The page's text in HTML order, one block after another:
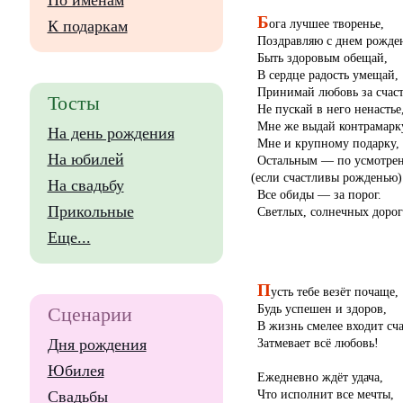
Бога лучшее творенье,
Поздравляю с днем
Быть здоровым обещай,
В сердце радость умещай,
Принимай любовь за
Не пускай в него ненастье,
Мне же выдай
Мне и крупному подарку,
Остальным — по
(если счастливы рожденью).
Все обиды — за порог.
Светлых, солнечных
Пусть тебе везёт почаще,
Будь успешен и здоров,
В жизнь смелее входит
Затмевает всё любовь!
Ежедневно ждёт удача,
Что исполнит все мечты,
К подаркам
Тосты
На день рождения
На юбилей
На свадьбу
Прикольные
Еще...
Сценарии
Дня рождения
Юбилея
Свадьбы